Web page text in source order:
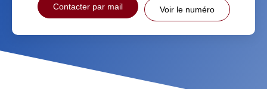
Contacter par mail Voir le numéro